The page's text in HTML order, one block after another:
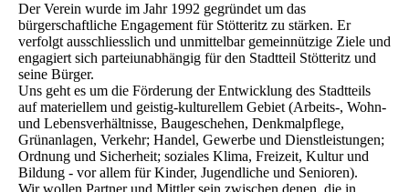
Der Verein wurde im Jahr 1992 gegründet um das
bürgerschaftliche Engagement für Stötteritz zu stärken. Er
verfolgt ausschliesslich und unmittelbar gemeinnützige Ziele und
engagiert sich parteiunabhängig für den Stadtteil Stötteritz und
seine Bürger.
Uns geht es um die Förderung der Entwicklung des Stadtteils
auf materiellem und geistig-kulturellem Gebiet (Arbeits-, Wohn-
und Lebensverhältnisse, Baugeschehen, Denkmalpflege,
Grünanlagen, Verkehr; Handel, Gewerbe und Dienstleistungen;
Ordnung und Sicherheit; soziales Klima, Freizeit, Kultur und
Bildung - vor allem für Kinder, Jugendliche und Senioren).
Wir wollen Partner und Mittler sein zwischen denen, die in